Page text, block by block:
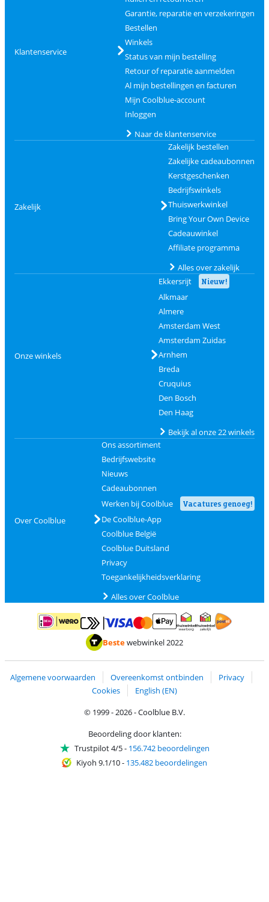
Klantenservice
Garantie, reparatie en verzekeringen
Bestellen
Winkels
Status van mijn bestelling
Retour of reparatie aanmelden
Al mijn bestellingen en facturen
Mijn Coolblue-account
Inloggen
Naar de klantenservice
Zakelijk
Zakelijk bestellen
Zakelijke cadeaubonnen
Kerstgeschenken
Bedrijfswinkels
Thuiswerkwinkel
Bring Your Own Device
Cadeauwinkel
Affiliate programma
Alles over zakelijk
Onze winkels
Ekkersrijt Nieuw!
Alkmaar
Almere
Amsterdam West
Amsterdam Zuidas
Arnhem
Breda
Cruquius
Den Bosch
Den Haag
Bekijk al onze 22 winkels
Over Coolblue
Ons assortiment
Bedrijfswebsite
Nieuws
Cadeaubonnen
Werken bij Coolblue
Vacatures genoeg!
De Coolblue-App
Coolblue België
Coolblue Duitsland
Privacy
Toegankelijkheidsverklaring
Alles over Coolblue
Betalen met iDEAL | WeroBetalen met MasterCard en Visa via ClickToPay
Betalen met ApplePay
Thuiswinkel waarborg
Bestewebwinkel 2022
Algemene voorwaarden Overeenkomst ontbinden
Privacy
Cookies
English (EN)
© 1999 - 2026 - Coolblue B.V.
Beoordeling door klanten:
Trustpilot 4/5- 156.742 beoordelingen
Kiyoh 9.1/10- 135.482 beoordelingen